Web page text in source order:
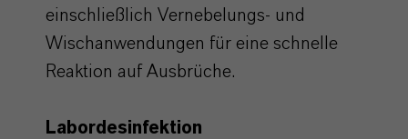
einschließlich Vernebelungs- und
Wischanwendungen für eine schnelle
Reaktion auf Ausbrüche.
Labordesinfektion